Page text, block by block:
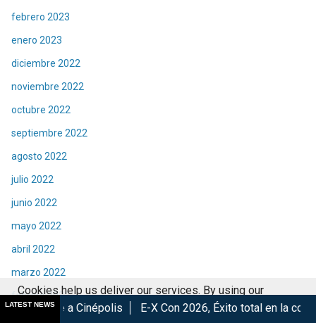
febrero 2023
enero 2023
diciembre 2022
noviembre 2022
octubre 2022
septiembre 2022
agosto 2022
julio 2022
junio 2022
mayo 2022
abril 2022
marzo 2022
febrero 2022
LATEST NEWSE-X Con 2026, Éxito total en la convención. Los
Cookies help us deliver our services. By using our
services, you agree to our use of cookies.
Got it